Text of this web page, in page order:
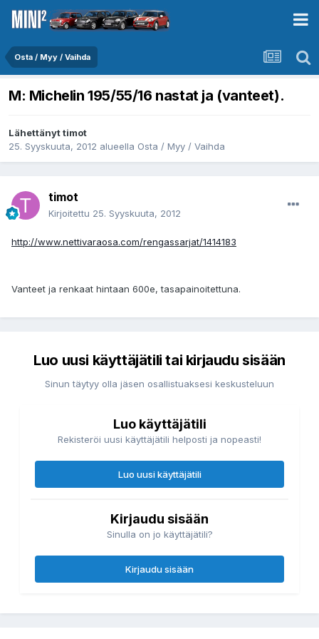
Osta / Myy / Vaihda
M: Michelin 195/55/16 nastat ja (vanteet).
Lähettänyttimot
25. Syyskuuta, 2012 alueella Osta / Myy / Vaihda
timot
Kirjoitettu 25. Syyskuuta, 2012
http://www.nettivaraosa.com/rengassarjat/1414183
Vanteet ja renkaat hintaan 600e, tasapainoitettuna.
Luo uusi käyttäjätili tai kirjaudu sisään
Sinun täytyy olla jäsen osallistuaksesi keskusteluun
Luo käyttäjätili
Rekisteröi uusi käyttäjätili helposti ja nopeasti!
Luo uusi käyttäjätili
Kirjaudu sisään
Sinulla on jo käyttäjätili?
Kirjaudu sisään